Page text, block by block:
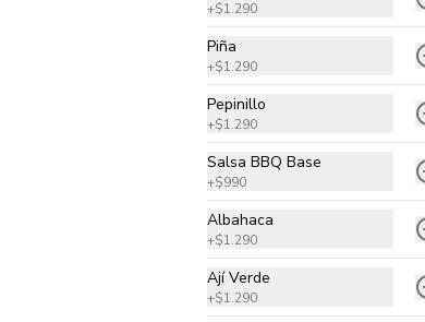
Chilena
Pomodoro natural, queso
mozzarella, tomate, cebolla,
choricillo, mix cilantro perejil y
$13.990
King Vegetariana
Pomodoro natural, queso
mozzarella, espárragos,
champiñón, zapallo italiano,
palmito y orégano.
+$1.290
Piña
+$1.290
Pepinillo
+$1.290
Salsa BBQ Base
+$990
Albahaca
+$1.290
Ají Verde
+$1.290